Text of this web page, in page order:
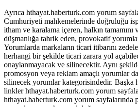
Ayrıca hthayat.haberturk.com yorum
Cumhuriyeti mahkemelerinde doğruluğu
itham ve karalama içeren, halkın
düşmanlığa tahrik eden, provokatif
Yorumlarda markaların ticari itibarını
herhangi bir şekilde ticari zarara yol
onaylanmayacak ve silinecektir. Aynı
promosyon veya reklam amaçlı yorumlar
silinecek yorumlar kategorisindedir. Başka
linkler hthayat.haberturk.com yorum
hthayat.haberturk.com yorum sayfalarında